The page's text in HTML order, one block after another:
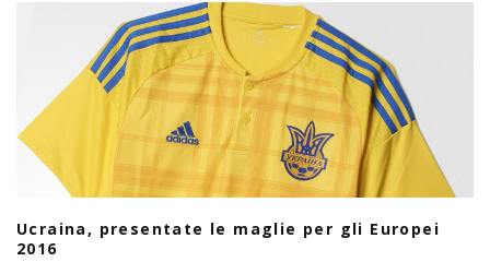
Ucraina, presentate le maglie per gli Europei
2016